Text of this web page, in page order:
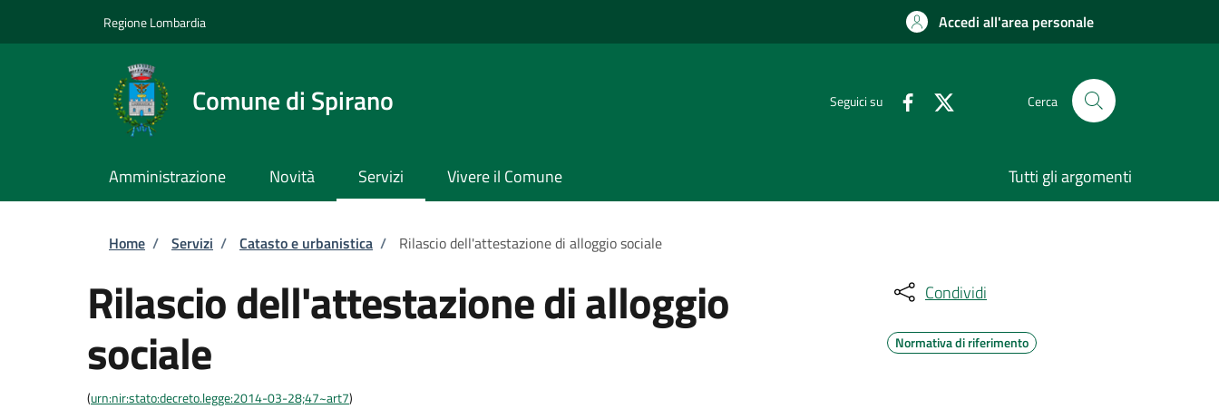
Regione Lombardia Accedi all'area personale
Comune di Spirano Seguici su Cerca
Amministrazione Novità Servizi Vivere il Comune Tutti gli argomenti
Briciole di pane
Home / Servizi / Catasto e urbanistica / Rilascio dell'attestazione di alloggio sociale
Rilascio dell'attestazione di alloggio
sociale
(urn:nir:stato:decreto.legge:2014-03-28;47~art7)
Condividi
Normativa di riferimento